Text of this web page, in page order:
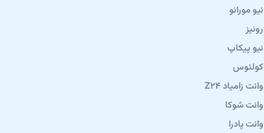
نیو مورانو
رونیز
نیو پیکاپ
كولئوس
وانت زامیاد Z24
وانت شوکا
وانت پادرا